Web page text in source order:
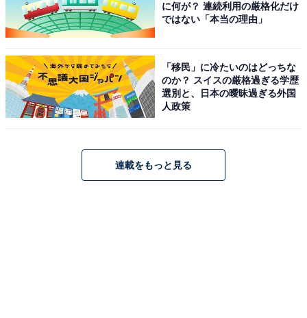
に何が？ 連続利用の厳格化だけ
ではない「本当の理由」
「移民」に冷たいのはどっちな
のか？ スイスの厳格過ぎる学歴
選別と、日本の曖昧過ぎる外国
人政策
連載をもっと見る